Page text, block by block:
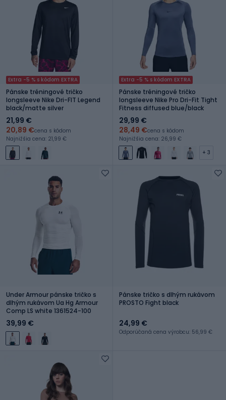
Extra -5 % s kódom EXTRA
Pánske tréningové tričko
longsleeve Nike Dri-FIT Legend
black/matte silver
21,99 €
20,89 €cena s kódom
Najnižšia cena: 21,99 €
Extra -5 % s kódom EXTRA
Pánske tréningové tričko
longsleeve Nike Pro Dri-Fit Tight
Fitness diffused blue/black
29,99 €
28,49 €cena s kódom
Najnižšia cena: 26,99 €
+ 3
Under Armour pánske tričko s
dlhým rukávom Ua Hg Armour
Comp LS white 1361524-100
39,99 €
Pánske tričko s dlhým rukávom
PROSTO Fight black
24,99 €
Odporúčaná cena výrobcu: 56,99 €